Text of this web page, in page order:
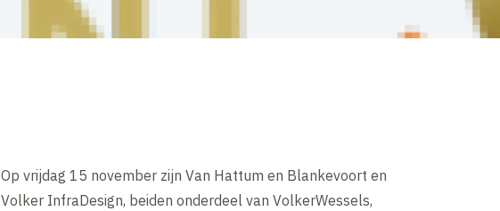
Op vrijdag 15 november zijn Van Hattum en Blankevoort en
Volker InfraDesign, beiden onderdeel van VolkerWessels,